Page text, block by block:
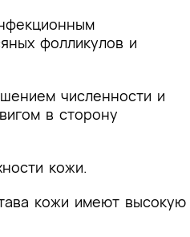
фолликулов и
численности и
в сторону
кожи.
кожи имеют высокую